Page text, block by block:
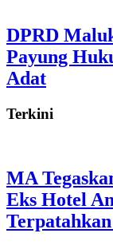
DPRD
Payung
Adat
Terkini
MA
Eks Hotel